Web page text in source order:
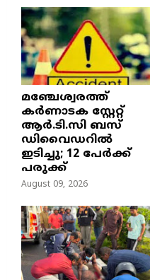
മഞ്ചേശ്വരത്ത്
കര്‍ണാടക സ്റ്റേറ്റ്
ആര്‍.ടി.സി ബസ്
ഡിവൈഡറില്‍
ഇടിച്ചു; 12 പേര്‍ക്ക്
പരുക്ക്
August 09, 2026